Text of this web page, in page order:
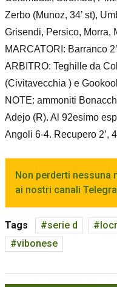
Zerbo (Munoz, 34’ st),
Grisendi, Persico, Morra,
MARCATORI: Barranco
ARBITRO: Teghille da
(Civitavecchia ) e
NOTE: ammoniti
Adejo (R). Al 92esimo
Angoli 6-4. Recupero 2’,
Non perderti nessuna
ai nostri canali
Tags serie d
vibonese